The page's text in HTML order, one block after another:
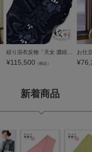
¥115,500 （税込） ¥
新着商品